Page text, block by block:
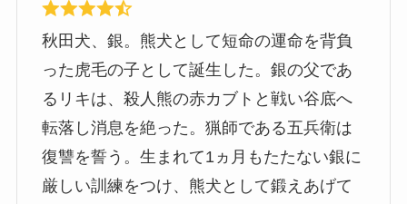
秋田犬、銀。熊犬として短命の運命を背負
った虎毛の子として誕生した。銀の父であ
るリキは、殺人熊の赤カブトと戦い谷底へ
転落し消息を絶った。猟師である五兵衛は
復讐を誓う。生まれて1ヵ月もたたない銀に
厳しい訓練をつけ、熊犬として鍛えあげて